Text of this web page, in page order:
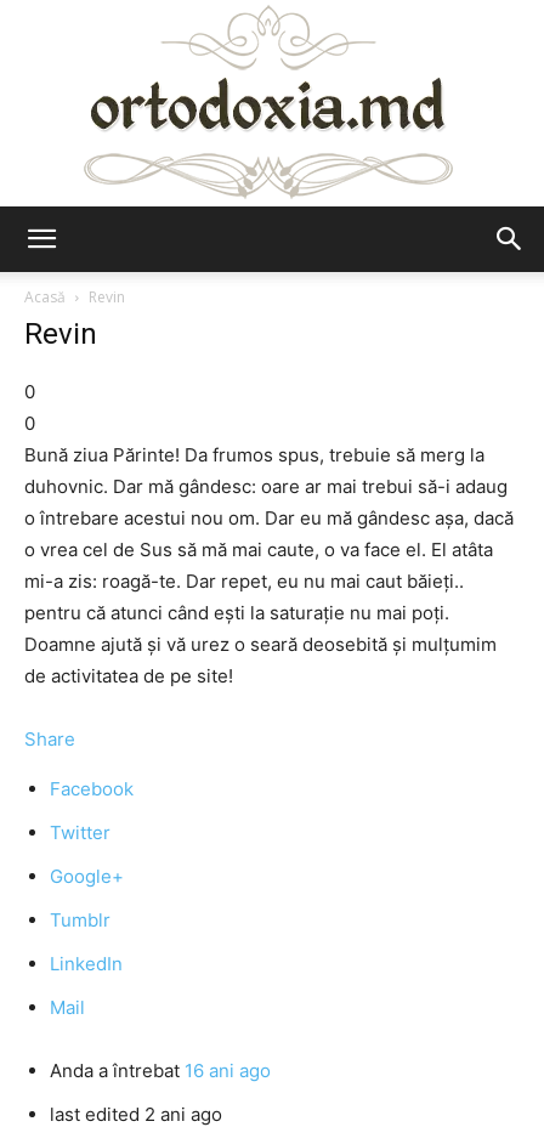
Acasă
Revin
Revin
0
0
Bună ziua Părinte! Da frumos spus, trebuie să merg la
duhovnic. Dar mă gândesc: oare ar mai trebui să-i adaug
o întrebare acestui nou om. Dar eu mă gândesc aşa, dacă
o vrea cel de Sus să mă mai caute, o va face el. El atâta
mi-a zis: roagă-te. Dar repet, eu nu mai caut băieţi..
pentru că atunci când eşti la saturaţie nu mai poţi.
Doamne ajută şi vă urez o seară deosebită şi mulţumim
de activitatea de pe site!
Share
Facebook
Twitter
Google+
Tumblr
LinkedIn
Mail
Anda a întrebat 16 ani ago
last edited 2 ani ago